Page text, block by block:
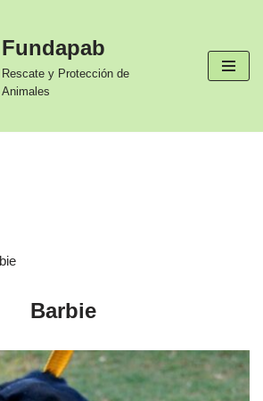
Fundapab
Rescate y Protección de
Animales
Barbie